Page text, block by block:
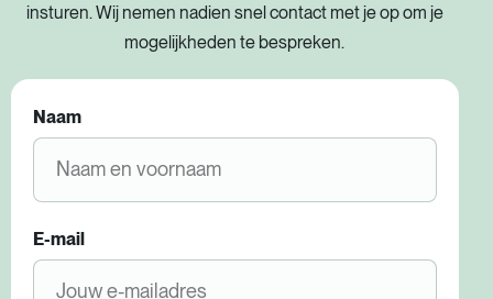
insturen.Wij nemen nadien snel contact met je op om je
mogelijkheden te bespreken.
Naam
E-mail